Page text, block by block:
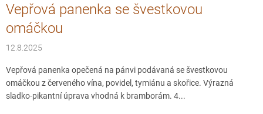
Vepřová panenka se švestkovou
omáčkou
12.8.2025
Vepřová panenka opečená na pánvi podávaná se švestkovou
omáčkou z červeného vína, povidel, tymiánu a skořice. Výrazná
sladko-pikantní úprava vhodná k bramborám. 4...